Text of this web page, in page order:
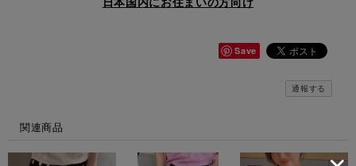
Save
通報する
関連商品